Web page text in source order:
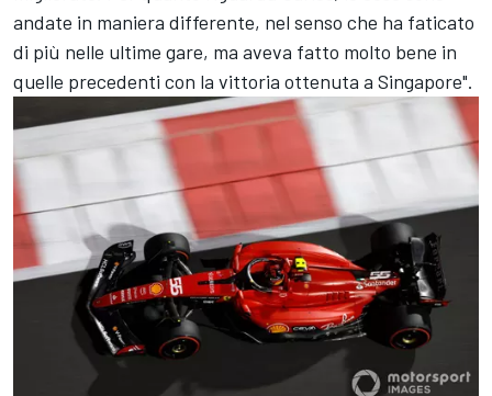
andate in maniera differente, nel senso che ha faticato
di più nelle ultime gare, ma aveva fatto molto bene in
quelle precedenti con la vittoria ottenuta a Singapore".